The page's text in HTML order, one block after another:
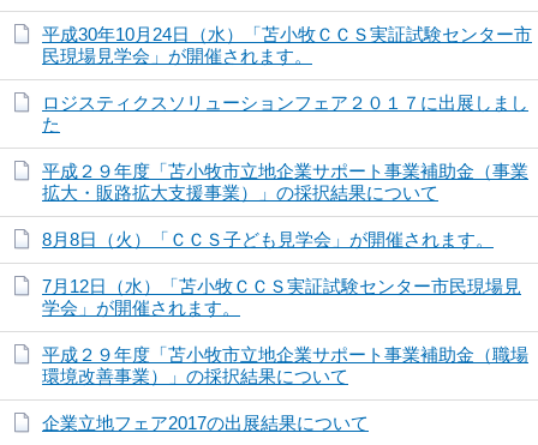
平成30年10月24日（水）「苫小牧ＣＣＳ実証試験センター市
民現場見学会」が開催されます。
ロジスティクスソリューションフェア２０１７に出展しまし
た
平成２９年度「苫小牧市立地企業サポート事業補助金（事業
拡大・販路拡大支援事業）」の採択結果について
8月8日（火）「ＣＣＳ子ども見学会」が開催されます。
7月12日（水）「苫小牧ＣＣＳ実証試験センター市民現場見
学会」が開催されます。
平成２９年度「苫小牧市立地企業サポート事業補助金（職場
環境改善事業）」の採択結果について
企業立地フェア2017の出展結果について